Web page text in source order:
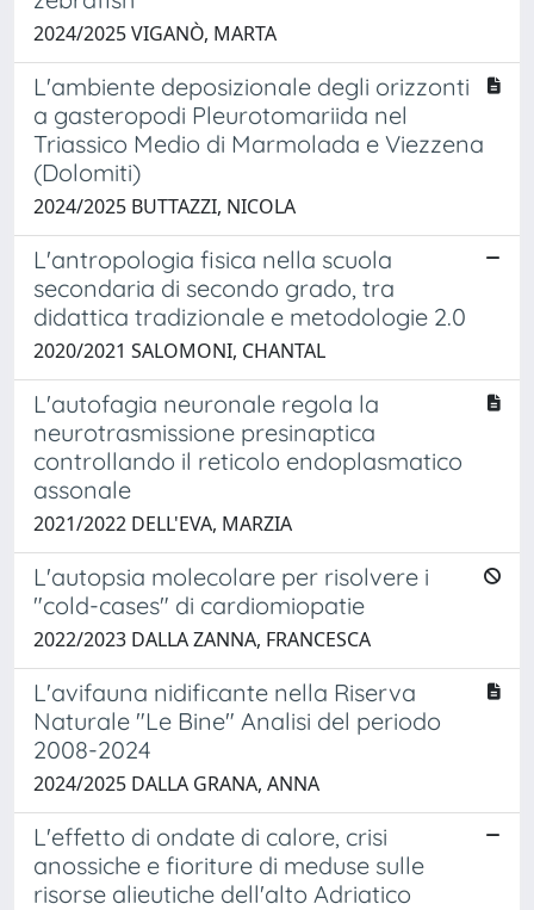
2024/2025 VIGANÒ, MARTA
L'ambiente deposizionale degli orizzonti
a gasteropodi Pleurotomariida nel
Triassico Medio di Marmolada e Viezzena
(Dolomiti)
2024/2025 BUTTAZZI, NICOLA
L'antropologia fisica nella scuola
secondaria di secondo grado, tra
didattica tradizionale e metodologie 2.0
2020/2021 SALOMONI, CHANTAL
L'autofagia neuronale regola la
neurotrasmissione presinaptica
controllando il reticolo endoplasmatico
assonale
2021/2022 DELL'EVA, MARZIA
L'autopsia molecolare per risolvere i
"cold-cases" di cardiomiopatie
2022/2023 DALLA ZANNA, FRANCESCA
L'avifauna nidificante nella Riserva
Naturale "Le Bine" Analisi del periodo
2008-2024
2024/2025 DALLA GRANA, ANNA
L'effetto di ondate di calore, crisi
anossiche e fioriture di meduse sulle
risorse alieutiche dell'alto Adriatico